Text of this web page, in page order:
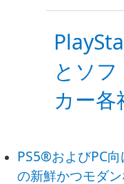
とソ
カー
PS5®およびPC
の新鮮かつモダ